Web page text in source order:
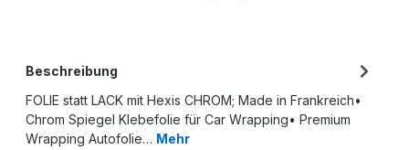
Beschreibung
FOLIE statt LACK mit Hexis CHROM; Made in Frankreich•
Chrom Spiegel Klebefolie für Car Wrapping• Premium
Wrapping Autofolie… Mehr